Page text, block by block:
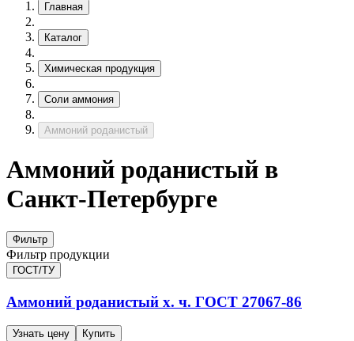
Главная
Каталог
Химическая продукция
Соли аммония
Аммоний роданистый
Аммоний роданистый в
Санкт-Петербурге
Фильтр
Фильтр продукции
ГОСТ/ТУ
Аммоний роданистый х. ч. ГОСТ 27067-86
Узнать цену Купить